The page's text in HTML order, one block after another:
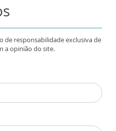
de responsabilidade exclusiva de
a opinião do site.